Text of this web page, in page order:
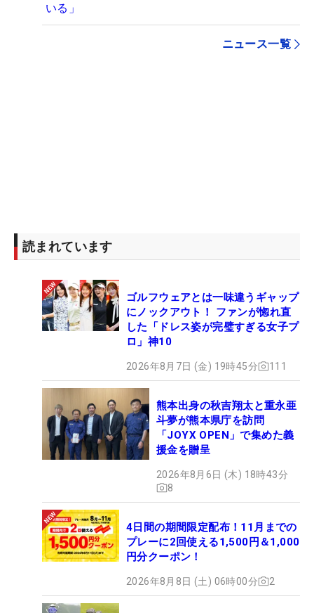
いる」
ニュース一覧
読まれています
ゴルフウェアとは一味違うギャップ
にノックアウト！ ファンが惚れ直
した「ドレス姿が完璧すぎる女子プ
ロ」神10
2026年8月7日 (金) 19時45分 111
熊本出身の秋吉翔太と重永亜
斗夢が熊本県庁を訪問
「JOYX OPEN」で集めた義
援金を贈呈
2026年8月6日 (木) 18時43分
8
4日間の期間限定配布！11月までの
プレーに2回使える1,500円＆1,000
円分クーポン！
2026年8月8日 (土) 06時00分 2